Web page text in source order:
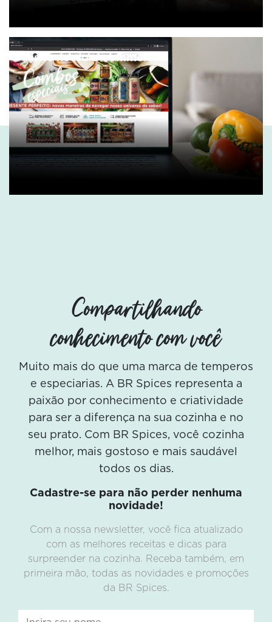
Visite nosso e-commerce
Compartilhando
conhecimento com você
Muito mais do que uma marca de temperos
e especiarias. A BR Spices representa a
paixão por conhecimento e criatividade
para ser a diferença na sua cozinha e no
seu prato. Com BR Spices, você cozinha
melhor, mais gostoso e mais saudável
todos os dias.
Cadastre-se para não perder nenhuma
novidade!
Com a nossa newsletter, você fica atualizado
com as melhores receitas e dicas para
surpreender na cozinha. Receba também, em
primeira mão, todas as novidades e promoções
da BR Spices.